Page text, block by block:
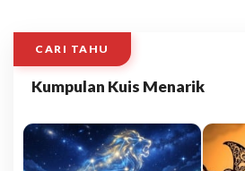
CARI TAHU
Kumpulan Kuis Menarik